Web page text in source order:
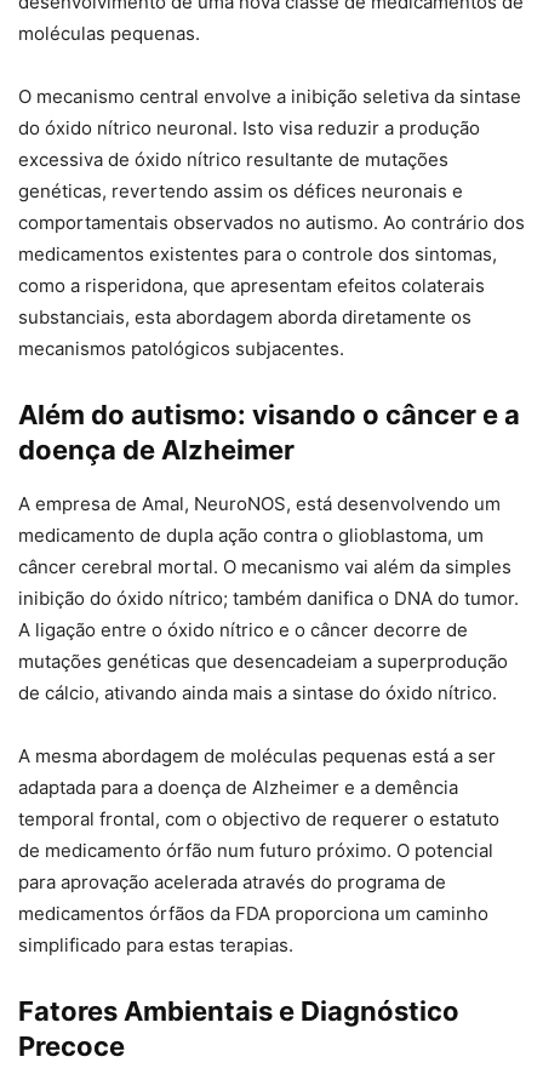
moléculas pequenas.
O mecanismo central envolve a inibição seletiva da sintase
do óxido nítrico neuronal. Isto visa reduzir a produção
excessiva de óxido nítrico resultante de mutações
genéticas, revertendo assim os défices neuronais e
comportamentais observados no autismo. Ao contrário dos
medicamentos existentes para o controle dos sintomas,
como a risperidona, que apresentam efeitos colaterais
substanciais, esta abordagem aborda diretamente os
mecanismos patológicos subjacentes.
Além do autismo: visando o câncer e a
doença de Alzheimer
A empresa de Amal, NeuroNOS, está desenvolvendo um
medicamento de dupla ação contra o glioblastoma, um
câncer cerebral mortal. O mecanismo vai além da simples
inibição do óxido nítrico; também danifica o DNA do tumor.
A ligação entre o óxido nítrico e o câncer decorre de
mutações genéticas que desencadeiam a superprodução
de cálcio, ativando ainda mais a sintase do óxido nítrico.
A mesma abordagem de moléculas pequenas está a ser
adaptada para a doença de Alzheimer e a demência
temporal frontal, com o objectivo de requerer o estatuto
de medicamento órfão num futuro próximo. O potencial
para aprovação acelerada através do programa de
medicamentos órfãos da FDA proporciona um caminho
simplificado para estas terapias.
Fatores Ambientais e Diagnóstico
Precoce